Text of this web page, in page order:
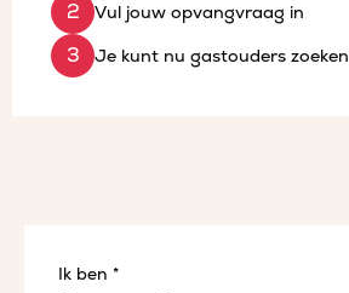
Vul jouw opvangvraag in
Je kunt nu gastouders zoeken
Ik ben *